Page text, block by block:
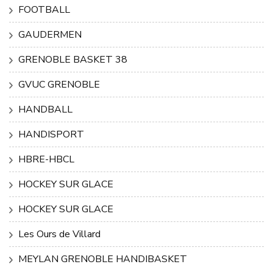
FOOTBALL
GAUDERMEN
GRENOBLE BASKET 38
GVUC GRENOBLE
HANDBALL
HANDISPORT
HBRE-HBCL
HOCKEY SUR GLACE
HOCKEY SUR GLACE
Les Ours de Villard
MEYLAN GRENOBLE HANDIBASKET